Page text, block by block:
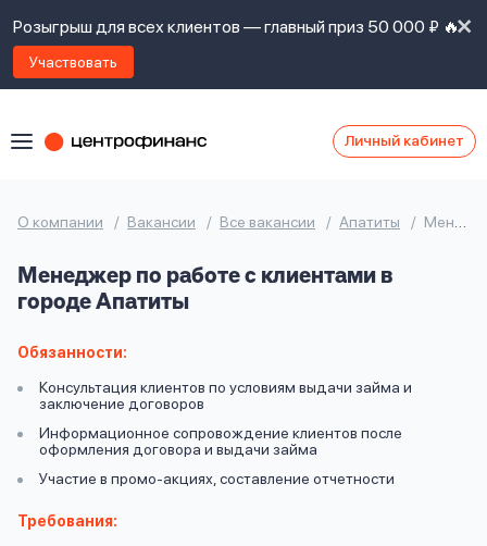
Розыгрыш для всех клиентов — главный приз 50 000 ₽ 🔥
Участвовать
Личный кабинет
О компании Вакансии Все вакансии Апатиты Менеджер по работе с клиентами
Менеджер по работе с клиентами в
городе Апатиты
Обязанности:
Консультация клиентов по условиям выдачи займа и
заключение договоров
Информационное сопровождение клиентов после
оформления договора и выдачи займа
Участие в промо-акциях, составление отчетности
Требования:
контакты
Задать
Ок
Ок
Я
правилами
предоставления
политикой
даю
согласие
на
обработку
личных